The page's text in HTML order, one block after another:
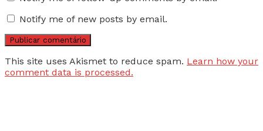
Notify me of new posts by email.
This site uses Akismet to reduce spam. Learn how your
comment data is processed.